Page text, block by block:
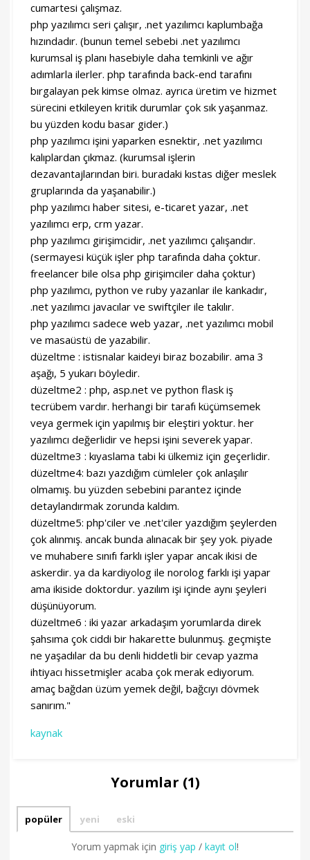
cumartesi çalışmaz.
php yazılımcı seri çalışır, .net yazılımcı kaplumbağa
hızındadır. (bunun temel sebebi .net yazılımcı
kurumsal iş planı hasebiyle daha temkinli ve ağır
adımlarla ilerler. php tarafında back-end tarafını
bırgalayan pek kimse olmaz. ayrıca üretim ve hizmet
sürecini etkileyen kritik durumlar çok sık yaşanmaz.
bu yüzden kodu basar gider.)
php yazılımcı işini yaparken esnektir, .net yazılımcı
kalıplardan çıkmaz. (kurumsal işlerin
dezavantajlarından biri. buradaki kıstas diğer meslek
gruplarında da yaşanabilir.)
php yazılımcı haber sitesi, e-ticaret yazar, .net
yazılımcı erp, crm yazar.
php yazılımcı girişimcidir, .net yazılımcı çalışandır.
(sermayesi küçük işler php tarafında daha çoktur.
freelancer bile olsa php girişimciler daha çoktur)
php yazılımcı, python ve ruby yazanlar ile kankadır,
.net yazılımcı javacılar ve swiftçiler ile takılır.
php yazılımcı sadece web yazar, .net yazılımcı mobil
ve masaüstü de yazabilir.
düzeltme : istisnalar kaideyi biraz bozabilir. ama 3
aşağı, 5 yukarı böyledir.
düzeltme2 : php, asp.net ve python flask iş
tecrübem vardır. herhangi bir tarafı küçümsemek
veya germek için yapılmış bir eleştiri yoktur. her
yazılımcı değerlidir ve hepsi işini severek yapar.
düzeltme3 : kıyaslama tabi ki ülkemiz için geçerlidir.
düzeltme4: bazı yazdığım cümleler çok anlaşılır
olmamış. bu yüzden sebebini parantez içinde
detaylandırmak zorunda kaldım.
düzeltme5: php'ciler ve .net'ciler yazdığım şeylerden
çok alınmış. ancak bunda alınacak bir şey yok. piyade
ve muhabere sınıfı farklı işler yapar ancak ikisi de
askerdir. ya da kardiyolog ile norolog farklı işi yapar
ama ikiside doktordur. yazılım işi içinde aynı şeyleri
düşünüyorum.
düzeltme6 : iki yazar arkadaşım yorumlarda direk
şahsıma çok ciddi bir hakarette bulunmuş. geçmişte
ne yaşadılar da bu denli hiddetli bir cevap yazma
ihtiyacı hissetmişler acaba çok merak ediyorum.
amaç bağdan üzüm yemek değil, bağcıyı dövmek
sanırım."
kaynak
Yorumlar (1)
popüler yeni eski
Yorum yapmak için giriş yap / kayıt ol!